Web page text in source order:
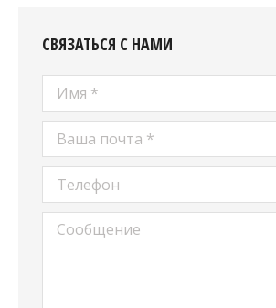
СВЯЗАТЬСЯ С НАМИ
Имя *
Ваша почта *
Телефон
Сообщение